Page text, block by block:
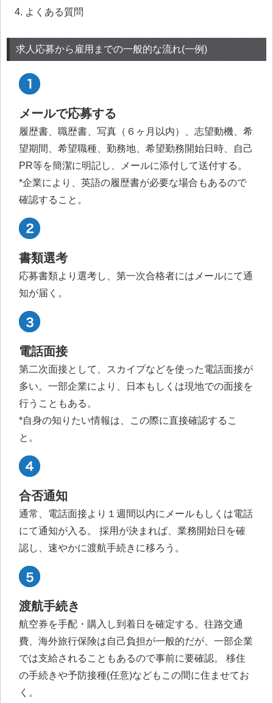
よくある質問
求人応募から雇用までの一般的な流れ(一例)
メールで応募する
履歴書、職歴書、写真（６ヶ月以内）、志望動機、希
望期間、希望職種、勤務地、希望勤務開始日時、自己
PR等を簡潔に明記し、メールに添付して送付する。
*企業により、英語の履歴書が必要な場合もあるので
確認すること。
書類選考
応募書類より選考し、第一次合格者にはメールにて通
知が届く。
電話面接
第二次面接として、スカイプなどを使った電話面接が
多い。一部企業により、日本もしくは現地での面接を
行うこともある。
*自身の知りたい情報は、この際に直接確認するこ
と。
合否通知
通常、電話面接より１週間以内にメールもしくは電話
にて通知が入る。 採用が決まれば、業務開始日を確
認し、速やかに渡航手続きに移ろう。
渡航手続き
航空券を手配・購入し到着日を確定する。往路交通
費、海外旅行保険は自己負担が一般的だが、一部企業
では支給されることもあるので事前に要確認。 移住
の手続きや予防接種(任意)などもこの間に住ませてお
く。